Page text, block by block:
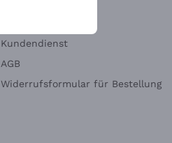
Kundendienst
AGB
Widerrufsformular für Bestellung